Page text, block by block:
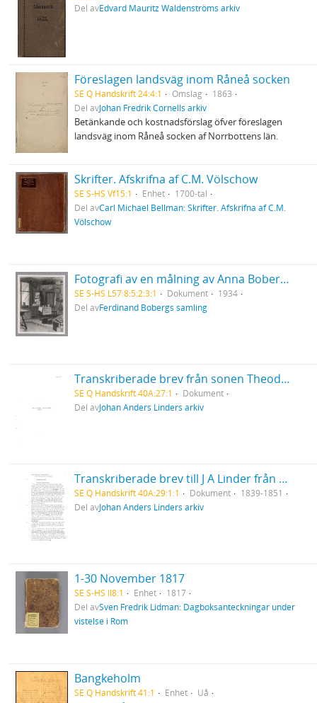
Del avEdvard Mauritz Waldenströms arkiv
Föreslagen landsväg inom Råneå socken
SE Q Handskrift 24:4:1 Omslag
1863
Del avJohan Fredrik Cornells arkiv
Betänkande och kostnadsförslag öfver föreslagen
landsväg inom Råneå socken af Norrbottens län.
Skrifter. Afskrifna af C.M. Völschow
SE S-HS Vf15:1 Enhet
1700-tal
Del avCarl Michael Bellman: Skrifter. Afskrifna af C.M.
Völschow
Fotografi av en målning av Anna Boberg från 1934 föreställande en interiör från en stuga i Solvaer, Lofoten
SE S-HS L57:8:5:2:3:1 Dokument
1934
Del avFerdinand Bobergs samling
Transkriberade brev från sonen Theodor
SE Q Handskrift 40A:27:1
Dokument
Del avJohan Anders Linders arkiv
Transkriberade brev till J A Linder från Hanna och Louisa Leijel
SE Q Handskrift 40A:29:1:1 Dokument
1839-1851
Del avJohan Anders Linders arkiv
1-30 November 1817
SE S-HS Il8:1 Enhet
1817
Del avSven Fredrik Lidman: Dagboksanteckningar under
vistelse i Rom
Bangkeholm
SE Q Handskrift 41:1 Enhet
Uå